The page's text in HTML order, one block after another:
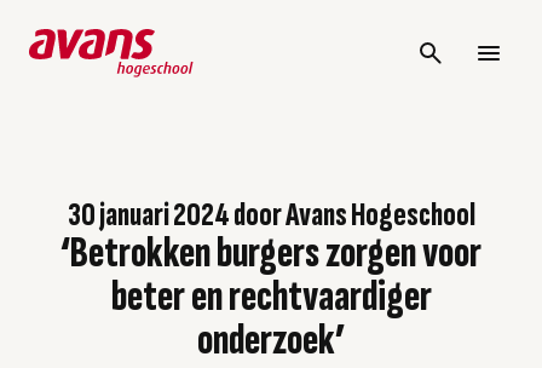
30 januari 2024doorAvans Hogeschool
‘Betrokken burgers zorgen voor
beter en rechtvaardiger
onderzoek’